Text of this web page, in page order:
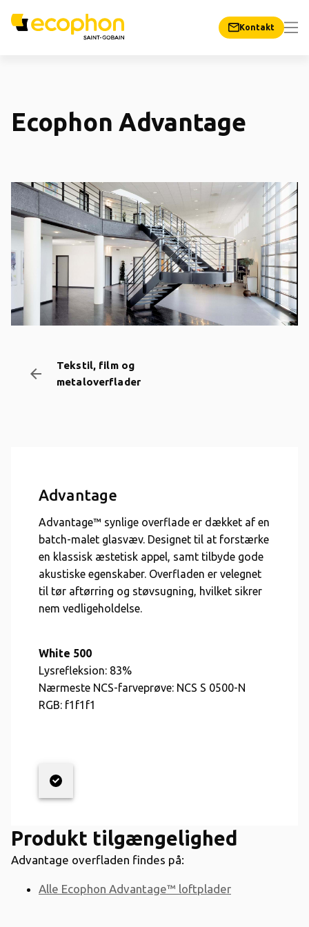
Kontakt
Ecophon Advantage
Tekstil, film og
metaloverflader
arrow_backward
Advantage
Advantage™ synlige overflade er dækket af en
batch-malet glasvæv. Designet til at forstærke
en klassisk æstetisk appel, samt tilbyde gode
akustiske egenskaber. Overfladen er velegnet
til tør aftørring og støvsugning, hvilket sikrer
nem vedligeholdelse.
White 500
Lysrefleksion: 83%
Nærmeste NCS-farveprøve: NCS S 0500-N
RGB: f1f1f1
Produkt tilgængelighed
Advantage overfladen findes på:
Alle Ecophon Advantage™ loftplader